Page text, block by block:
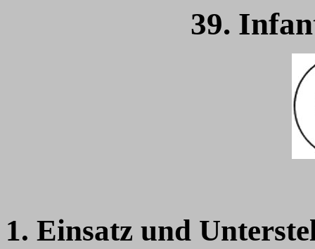
39.
1. Einsatz und